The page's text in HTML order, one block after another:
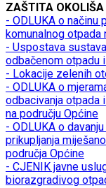
ZAŠTITA OKOLIŠA
- ODLUKA o načinu
komunalnog otpada
- Uspostava
odbačenom otpadu
- Lokacije zelenih
- ODLUKA o
odbacivanja otpada
na području Općine
- ODLUKA o
prikupljanja
područja Općine
- CJENIK javne
biorazgradivog